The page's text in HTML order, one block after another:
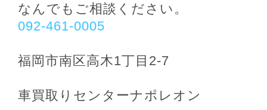
なんでもご相談ください。
092-461-0005
福岡市南区高木1丁目2-7
車買取りセンターナポレオン